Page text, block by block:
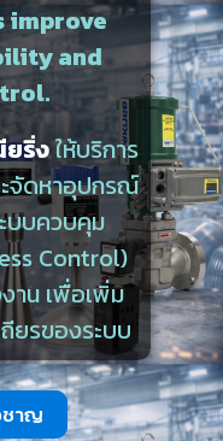
improve
and
ยริ่งให้บริการ
จัดหาอุปกรณ์
บบควบคุม
Control)
าน เพื่อเพิ่ม
ยรของระบบ
ชาญ